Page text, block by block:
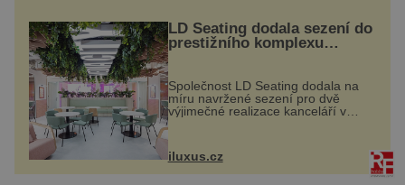
LD Seating dodala sezení do
prestižního komplexu
MediaCityUK v Salfordu
Společnost LD Seating dodala na
míru navržené sezení pro dvě
výjimečné realizace kanceláří v
areálu MediaCityUK v anglickém
Tower a Orange Tower. Komplex
budov Media...
iluxus.cz